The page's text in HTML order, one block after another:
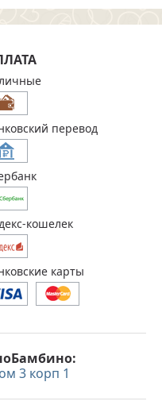
3 корп 1
перевод
кошелек
карты